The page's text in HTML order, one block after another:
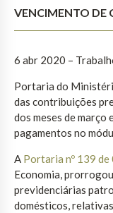
VENCIMENTO DE
6 abr 2020 –
Portaria do
das contribuições
dos meses de
pagamentos no
A Portaria nº 139
Economia,
previdenciárias
domésticos,